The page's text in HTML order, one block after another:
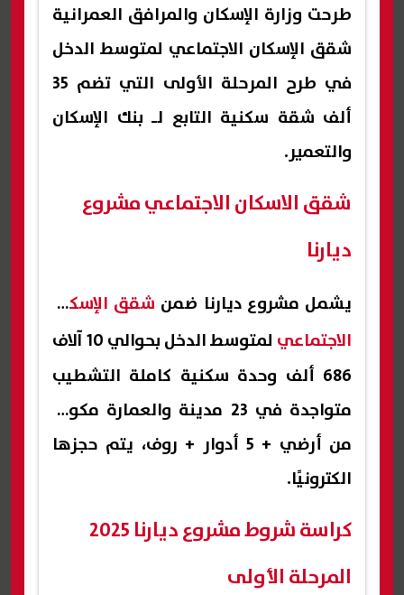
طرحت وزارة الإسكان والمرافق العمرانية
شقق الإسكان الاجتماعي لمتوسط الدخل
في طرح المرحلة الأولى التي تضم 35
ألف شقة سكنية التابع لـ بنك الإسكان
والتعمير.
شقق الاسكان الاجتماعي مشروع
ديارنا
يشمل مشروع ديارنا ضمن شقق الإسكان
الاجتماعي
لمتوسط الدخل بحوالي 10 آلاف
686 ألف وحدة سكنية كاملة التشطيب
متواجدة في 23 مدينة والعمارة مكونة
من أرضي + 5 أدوار + روف، يتم حجزها
الكترونيًا.
كراسة شروط مشروع ديارنا 2025
المرحلة الأولى